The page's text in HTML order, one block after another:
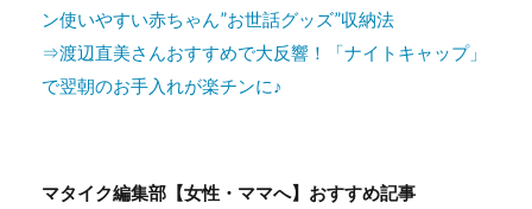
ン使いやすい赤ちゃん”お世話グッズ”収納法
⇒渡辺直美さんおすすめで大反響！「ナイトキャップ」
で翌朝のお手入れが楽チンに♪
マタイク編集部【女性・ママへ】おすすめ記事